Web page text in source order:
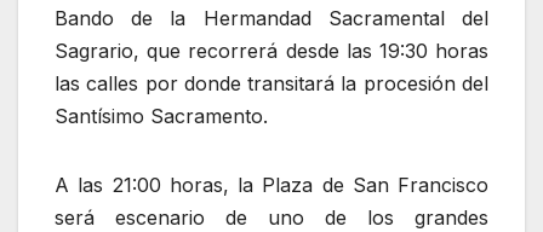
Bando de la Hermandad Sacramental del
Sagrario, que recorrerá desde las 19:30 horas
las calles por donde transitará la procesión del
Santísimo Sacramento.
A las 21:00 horas, la Plaza de San Francisco
será escenario de uno de los grandes